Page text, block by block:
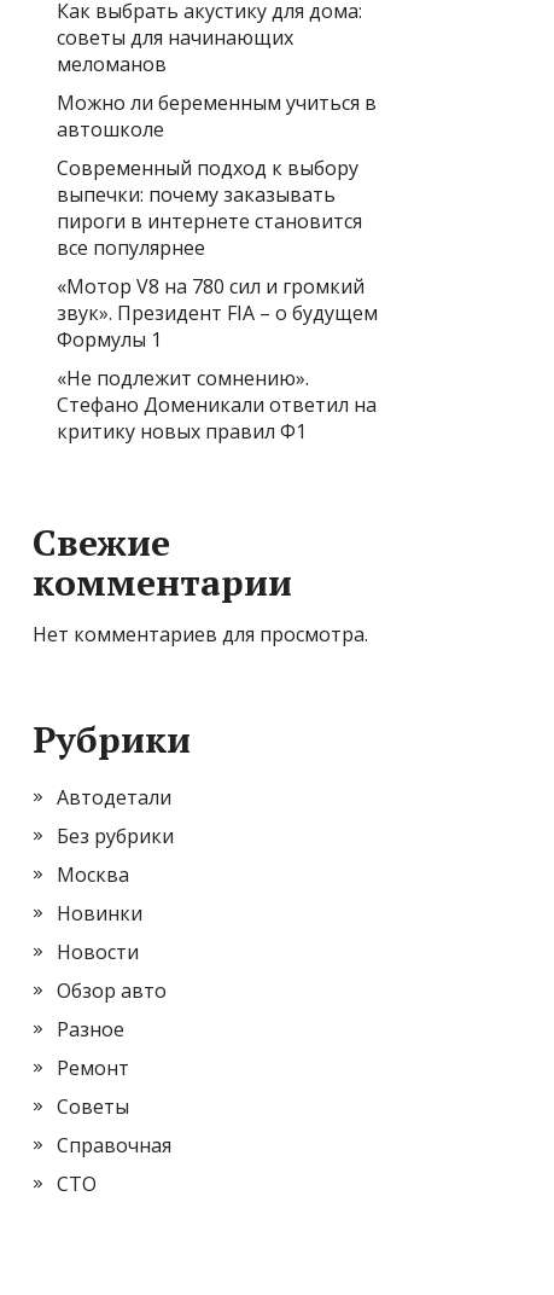
Как выбрать акустику для дома:
советы для начинающих
меломанов
Можно ли беременным учиться в
автошколе
Современный подход к выбору
выпечки: почему заказывать
пироги в интернете становится
все популярнее
«Мотор V8 на 780 сил и громкий
звук». Президент FIA – о будущем
Формулы 1
«Не подлежит сомнению».
Стефано Доменикали ответил на
критику новых правил Ф1
Свежие
комментарии
Нет комментариев для просмотра.
Рубрики
Автодетали
Без рубрики
Москва
Новинки
Новости
Обзор авто
Разное
Ремонт
Советы
Справочная
СТО